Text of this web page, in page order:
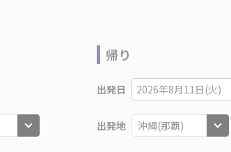
帰り
出発日 2026年8月11日(火)
出発地